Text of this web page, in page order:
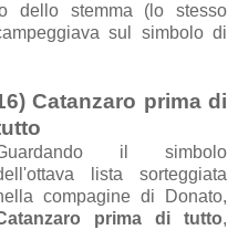
dello stemma (lo stesso
sul simbolo di
Catanzaro prima di
il simbolo
lista sorteggiata
compagine di Donato,
prima di tutto,